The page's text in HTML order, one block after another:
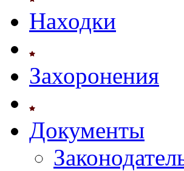
Находки
Захоронения
Документы